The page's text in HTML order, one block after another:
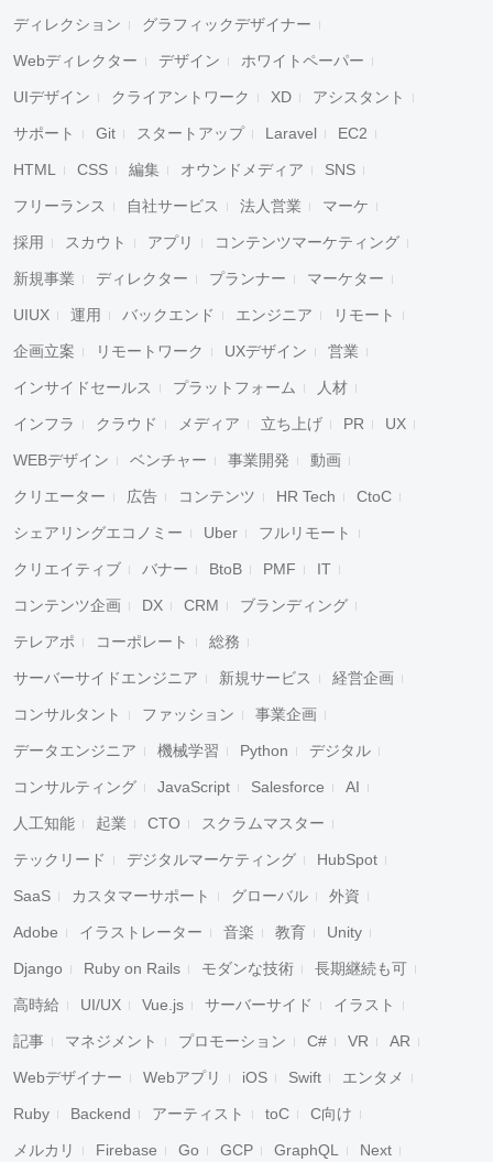
ディレクション グラフィックデザイナー
Webディレクター デザイン ホワイトペーパー
UIデザイン クライアントワーク XD アシスタント
サポート Git スタートアップ Laravel EC2
HTML CSS 編集 オウンドメディア SNS
フリーランス 自社サービス 法人営業 マーケ
採用 スカウト アプリ コンテンツマーケティング
新規事業 ディレクター プランナー マーケター
UIUX 運用 バックエンド エンジニア リモート
企画立案 リモートワーク UXデザイン 営業
インサイドセールス プラットフォーム 人材
インフラ クラウド メディア 立ち上げ PR UX
WEBデザイン ベンチャー 事業開発 動画
クリエーター 広告 コンテンツ HR Tech CtoC
シェアリングエコノミー Uber フルリモート
クリエイティブ バナー BtoB PMF IT
コンテンツ企画 DX CRM ブランディング
テレアポ コーポレート 総務
サーバーサイドエンジニア 新規サービス 経営企画
コンサルタント ファッション 事業企画
データエンジニア 機械学習 Python デジタル
コンサルティング JavaScript Salesforce AI
人工知能 起業 CTO スクラムマスター
テックリード デジタルマーケティング HubSpot
SaaS カスタマーサポート グローバル 外資
Adobe イラストレーター 音楽 教育 Unity
Django Ruby on Rails モダンな技術 長期継続も可
高時給 UI/UX Vue.js サーバーサイド イラスト
記事 マネジメント プロモーション C# VR AR
Webデザイナー Webアプリ iOS Swift エンタメ
Ruby Backend アーティスト toC C向け
メルカリ Firebase Go GCP GraphQL Next